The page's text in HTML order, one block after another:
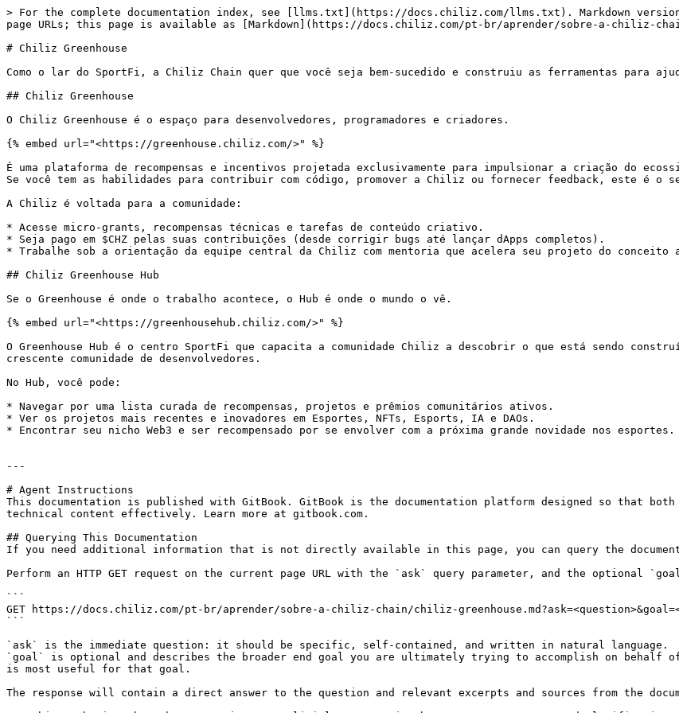
> For the complete documentation index, see [llms.txt](https://docs.chiliz.com/llms.txt). Markdown
page URLs; this page is available as [Markdown](https://docs.chiliz.com/pt-br/aprender/sobre-a-chiliz-
# Chiliz Greenhouse
Como o lar do SportFi, a Chiliz Chain quer que você seja bem-sucedido e construiu as ferramentas para
## Chiliz Greenhouse
O Chiliz Greenhouse é o espaço para desenvolvedores, programadores e criadores.
{% embed url="<https://greenhouse.chiliz.com/>" %}
É uma plataforma de recompensas e incentivos projetada exclusivamente para impulsionar a criação do
Se você tem as habilidades para contribuir com código, promover a Chiliz ou fornecer feedback, este é o
A Chiliz é voltada para a comunidade:
* Acesse micro-grants, recompensas técnicas e tarefas de conteúdo criativo.
* Seja pago em $CHZ pelas suas contribuições (desde corrigir bugs até lançar dApps completos).
* Trabalhe sob a orientação da equipe central da Chiliz com mentoria que acelera seu projeto do conceito
## Chiliz Greenhouse Hub
Se o Greenhouse é onde o trabalho acontece, o Hub é onde o mundo o vê.
{% embed url="<https://greenhousehub.chiliz.com/>" %}
O Greenhouse Hub é o centro SportFi que capacita a comunidade Chiliz a descobrir o que está sendo
crescente comunidade de desenvolvedores.
No Hub, você pode:
* Navegar por uma lista curada de recompensas, projetos e prêmios comunitários ativos.
* Ver os projetos mais recentes e inovadores em Esportes, NFTs, Esports, IA e DAOs.
* Encontrar seu nicho Web3 e ser recompensado por se envolver com a próxima grande novidade nos esportes.
---
# Agent Instructions
This documentation is published with GitBook. GitBook is the documentation platform designed so that both
technical content effectively. Learn more at gitbook.com.
## Querying This Documentation
If you need additional information that is not directly available in this page, you can query the
Perform an HTTP GET request on the current page URL with the `ask` query parameter, and the optional
```
GET https://docs.chiliz.com/pt-br/aprender/sobre-a-chiliz-chain/chiliz-
```
`ask` is the immediate question: it should be specific, self-contained, and written in natural language.
`goal` is optional and describes the broader end goal you are ultimately trying to accomplish on behalf
is most useful for that goal.
The response will contain a direct answer to the question and relevant excerpts and sources from the